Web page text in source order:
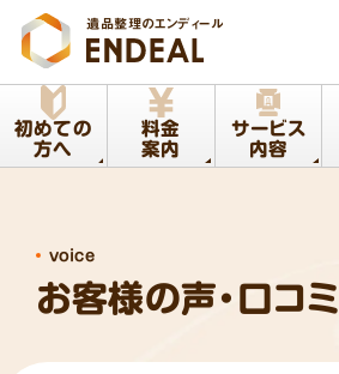
遺品整理のエンディール
初めての
方へ
料金
案内
サービス
内容
お客様の声・口コミ
voice